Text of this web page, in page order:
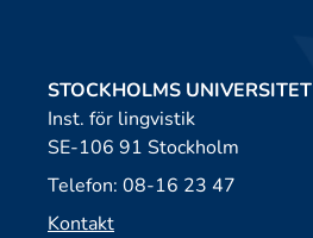
STOCKHOLMS UNIVERSITET
Inst. för lingvistik
SE-106 91 Stockholm
Telefon: 08-16 23 47
Kontakt